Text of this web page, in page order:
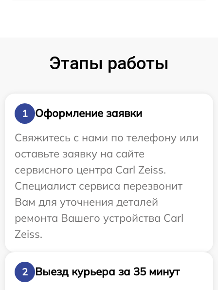
Этапы работы
1
Оформление заявки
Свяжитесь с нами по телефону или
оставьте заявку на сайте
сервисного центра Carl Zeiss.
Специалист сервиса перезвонит
Вам для уточнения деталей
ремонта Вашего устройства Carl
Zeiss.
2
Выезд курьера за 35 минут